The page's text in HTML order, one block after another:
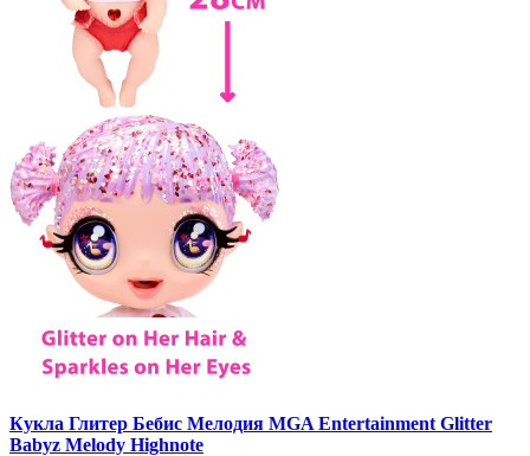
Кукла Глитер Бебис Мелодия MGA Entertainment Glitter
Babyz Melody Highnote